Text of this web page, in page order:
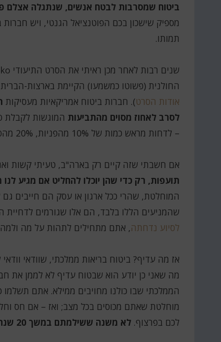
ביטוח שמסרבות לבטח אנשים, שנתגלה אצלם
מספיק שישכון בכם הפוטנציאל הגנטי, ויש
תמותו.
החולנית (פשוטו כמשמעו) הקיימת בארצות-
אודות הסרט). חברות ביטוח אמריקאיות מעסיקות
לסרב לאחוז מסוים מהתביעות המוגשות לקבלת
– לדחות מראש כמות של 10% מהפניות, 20% מהפניות או כל מספר אחר.
אם חשבתי שזה קיים רק בארה"ב, טעיתי קשות
תועפות, רק כדי שהן יוכלו להחליט אם מגיע לנו
המוחלטת, שהרי ככל ארגון או עסק הם חייבים
שהמניעים הללו בלבד, הם אלו שגורמים לדחיית
לסיוע נדחתה, אתם מתחילים לתהות על מה
אז מה עדיף? ביטוח בריאות ממלכתי, שוודאי
מה שאני כן יודע הוא שבטוח עדיף לא לממן את
מוחלטת שאתם מכוסים בכל מצב; ואז – אם חס
לכם בפרצוף.לא משנה ששילמתם במשך 20 שנה; המחלה שלכם לא ראויה